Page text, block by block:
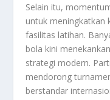
Selain itu,
untuk meningkatkan
fasilitas latihan.
bola kini
strategi modern.
mendorong
berstandar